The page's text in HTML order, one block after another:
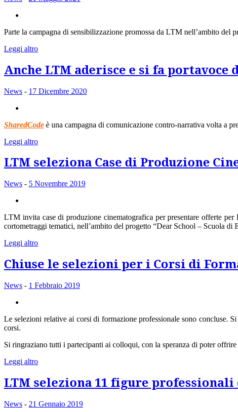
Parte la campagna di sensibilizzazione promossa da LTM nell’ambito
Leggi altro
Anche LTM aderisce e si fa portavoce
News - 17 Dicembre 2020
SharedCode è una campagna di comunicazione contro-narrativa volta a
Leggi altro
LTM seleziona Case di Produzione
News - 5 Novembre 2019
LTM invita case di produzione cinematografica per presentare offerte
cortometraggi tematici, nell’ambito del progetto “Dear School – Scuola
Leggi altro
Chiuse le selezioni per i Corsi di
News - 1 Febbraio 2019
Le selezioni relative ai corsi di formazione professionale sono concluse.
corsi.
Si ringraziano tutti i partecipanti ai colloqui, con la speranza di poter
Leggi altro
LTM seleziona 11 figure
News - 21 Gennaio 2019